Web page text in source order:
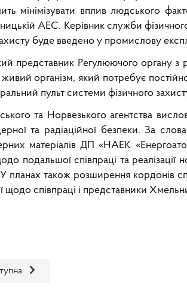
мінімізувати вплив людського
АЕС. Керівник служби
буде введено у промислову
представник Регулюючого органу з
живий організм, який потребує
пульт системи фізичного
та Норвезького агентства
та радіаційної безпеки. За
матеріалів ДП «НАЕК
подальшої співпраці та реалізації
планах також розширення кордонів
щодо співпраці і представники
2020 року на СВЯП 2 Чорнобильської
стаття: В Інституті ядерних